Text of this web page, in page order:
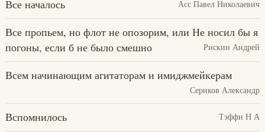
Все началось Асс Павел Николаевич
Все пропьем, но флот не опозорим, или Не носил бы я
погоны, если б не было смешно
Рискин Андрей
Всем начинающим агитаторам и имиджмейкерам
Сериков Александр
Вспомнилось Тэффи Н А